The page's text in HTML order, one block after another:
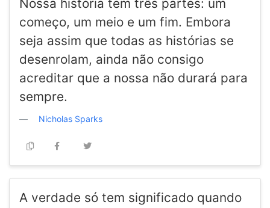
Nossa história tem três partes: um
começo, um meio e um fim. Embora
seja assim que todas as histórias se
desenrolam, ainda não consigo
acreditar que a nossa não durará para
sempre.
Nicholas Sparks
A verdade só tem significado quando